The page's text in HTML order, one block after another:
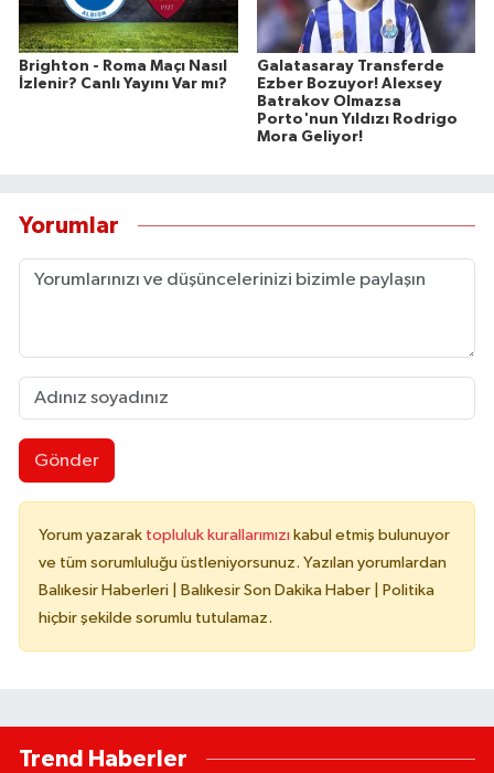
Brighton - Roma Maçı Nasıl
İzlenir? Canlı Yayını Var mı?
Galatasaray Transferde
Ezber Bozuyor! Alexsey
Batrakov Olmazsa
Porto'nun Yıldızı Rodrigo
Mora Geliyor!
Yorumlar
Gönder
Yorum yazarak topluluk kurallarımızı kabul etmiş bulunuyor
ve tüm sorumluluğu üstleniyorsunuz. Yazılan yorumlardan
Balıkesir Haberleri | Balıkesir Son Dakika Haber | Politika
hiçbir şekilde sorumlu tutulamaz.
Trend Haberler